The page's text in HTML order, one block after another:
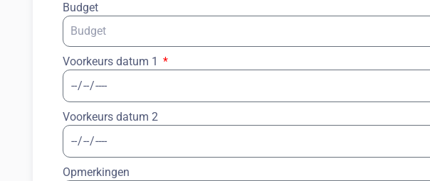
Budget
Voorkeurs datum 1
Voorkeurs datum 2
Opmerkingen